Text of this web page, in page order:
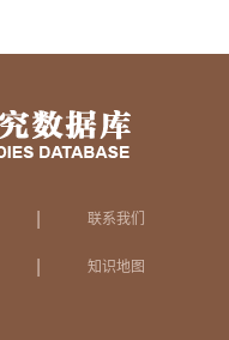
联系我们
知识地图